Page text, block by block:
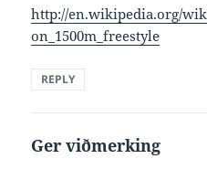
http://en.wikipedia.org/
on_1500m_freestyle
REPLY
Ger viðmerking